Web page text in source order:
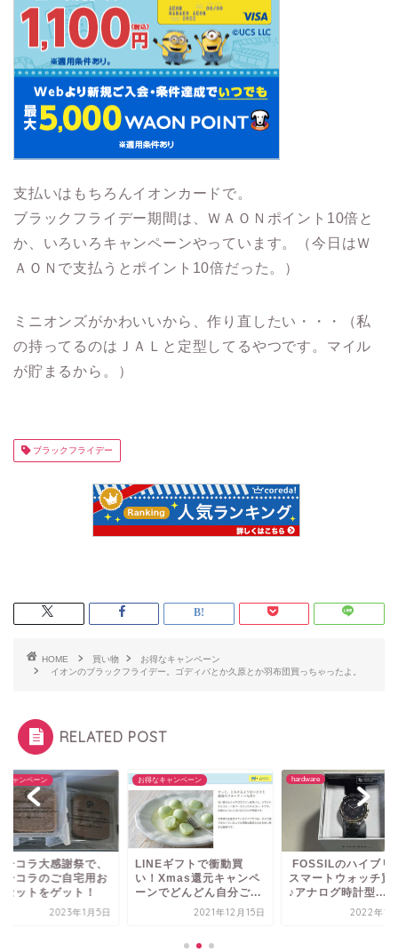
支払いはもちろんイオンカードで。
ブラックフライデー期間は、ＷＡＯＮポイント10倍と
か、いろいろキャンペーンやっています。（今日はＷ
ＡＯＮで支払うとポイント10倍だった。）
ミニオンズがかわいいから、作り直したい・・・（私
の持ってるのはＪＡＬと定型してるやつです。マイル
が貯まるから。）
ブラックフライデー
HOME 買い物
お得なキャンペーン
イオンのブラックフライデー。ゴディバとか久原とか羽布団買っちゃったよ。
RELATED POST
で、
用お
！
お得なキャンペーン
LINEギフトで衝動買
い！Xmas還元キャンペ
ーンでどんどん自分ご...
FOSSILのハイブリッド
スマートウォッチ買った
♪アナログ時計型...
お得な
ショ
ショ
得な